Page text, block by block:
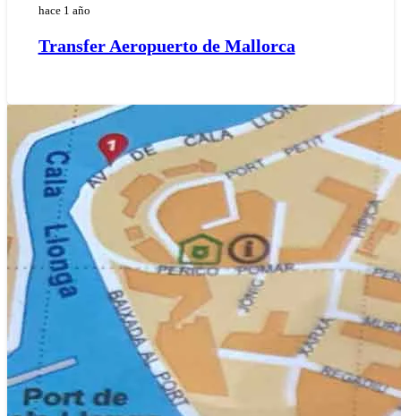
hace 1 año
Transfer Aeropuerto de Mallorca